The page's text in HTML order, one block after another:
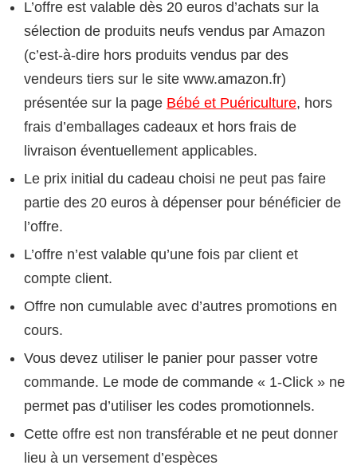
L’offre est valable dès 20 euros d’achats sur la
sélection de produits neufs vendus par Amazon
(c’est-à-dire hors produits vendus par des
vendeurs tiers sur le site www.amazon.fr)
présentée sur la page Bébé et Puériculture, hors
frais d’emballages cadeaux et hors frais de
livraison éventuellement applicables.
Le prix initial du cadeau choisi ne peut pas faire
partie des 20 euros à dépenser pour bénéficier de
l’offre.
L’offre n’est valable qu’une fois par client et
compte client.
Offre non cumulable avec d’autres promotions en
cours.
Vous devez utiliser le panier pour passer votre
commande. Le mode de commande « 1-Click » ne
permet pas d’utiliser les codes promotionnels.
Cette offre est non transférable et ne peut donner
lieu à un versement d’espèces